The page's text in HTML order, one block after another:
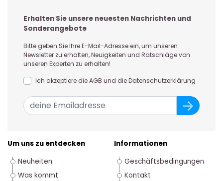
Erhalten Sie unsere neuesten Nachrichten und
Sonderangebote
Bitte geben Sie Ihre E-Mail-Adresse ein, um unseren
Newsletter zu erhalten, Neuigkeiten und Ratschläge von
unseren Experten zu erhalten!
Ich akzeptiere die AGB und die Datenschutzerklärung
Um uns zu entdecken
Neuheiten
Was kommt
Informationen
Geschäftsbedingungen
Kontakt